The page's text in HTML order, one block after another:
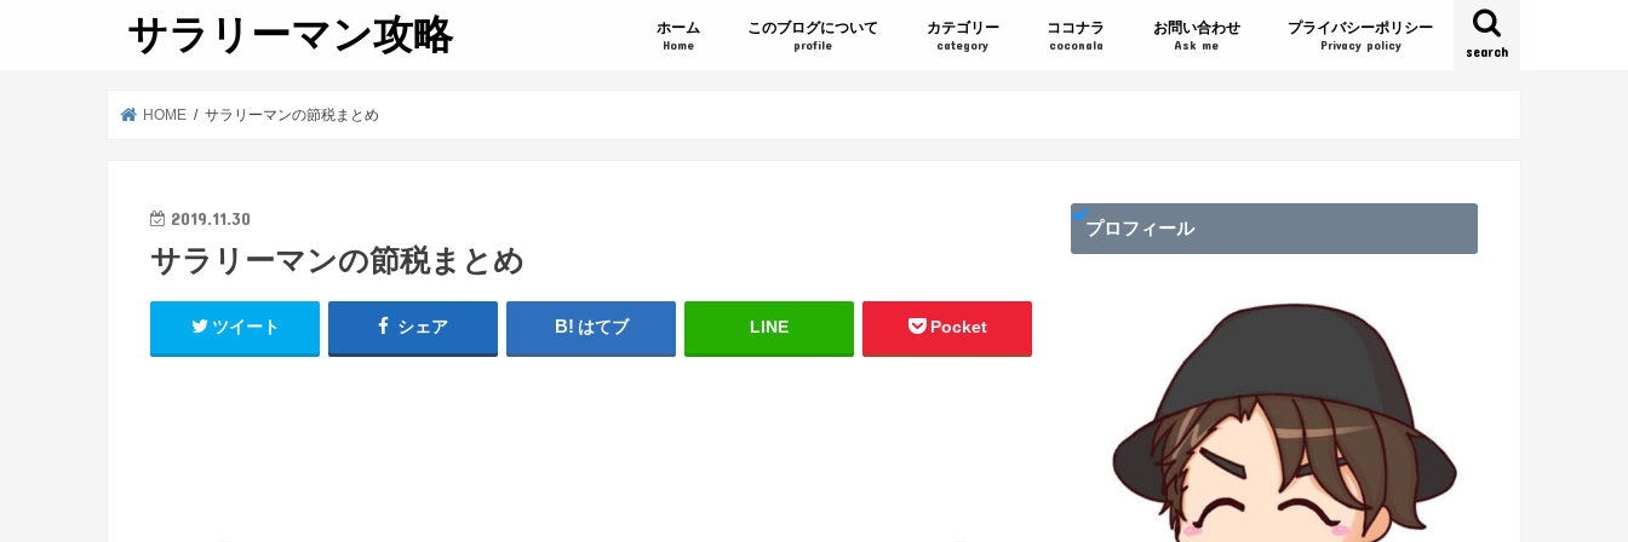
サラリーマン攻略 search
ホーム
Home
このブログについて
profile
カテゴリー
category
ココナラ
coconala
お問い合わせ
Ask me
プライバシーポリシー
Privacy policy
HOME サラリーマンの節税まとめ
2019.11.30
サラリーマンの節税まとめ
ツイート シェア はてブ LINE Pocket
プロフィール